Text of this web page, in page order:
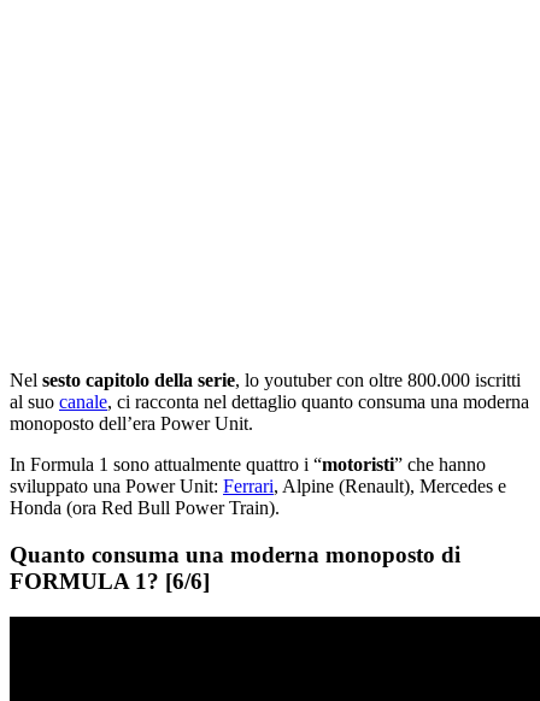
Nel sesto capitolo della serie, lo youtuber con oltre 800.000 iscritti
al suo canale, ci racconta nel dettaglio quanto consuma una moderna
monoposto dell’era Power Unit.
In Formula 1 sono attualmente quattro i “motoristi” che hanno
sviluppato una Power Unit: Ferrari, Alpine (Renault), Mercedes e
Honda (ora Red Bull Power Train).
Quanto consuma una moderna monoposto di
FORMULA 1? [6/6]